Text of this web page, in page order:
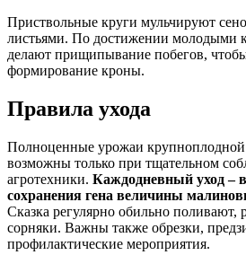
Приствольные круги мульчируют
листьями. По достижении молодыми
делают прищипывание побегов,
формирование кроны.
Правила ухода
Полноценные урожаи крупноплодной
возможны только при тщательном
агротехники. Каждодневный уход –
сохранения гена величины
Сказка регулярно обильно поливают,
сорняки. Важны также обрезки,
профилактические мероприятия.